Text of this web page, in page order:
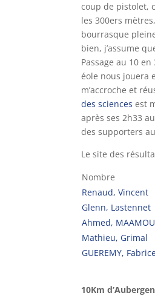
coup de pistolet,
les 300ers
bourrasque
bien, j’assume
Passage au 10
éole nous jouera
m’accroche et
des sciences est
après ses 2h33
des supporters
Le site des
Nombre
Renaud, Vincent
Glenn, Lastennet
Ahmed,
Mathieu, Grimal
GUEREMY,
10Km